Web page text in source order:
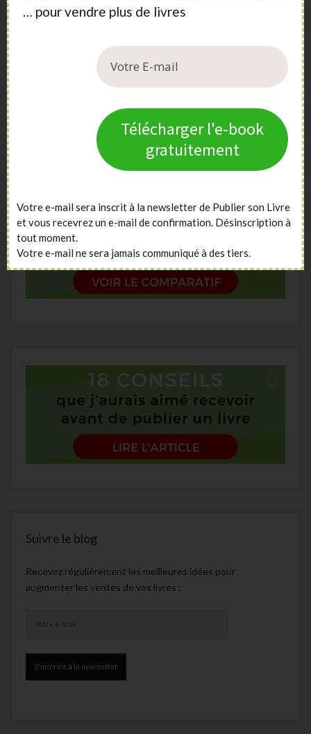
Suivre le blog
Recevez régulièrement les meilleures idées pour
augmenter les ventes de vos livres :
… pour vendre plus de livres
Télécharger l'e-book
gratuitement
Votre e-mail sera inscrit à la newsletter de Publier son Livre
et vous recevrez un e-mail de confirmation. Désinscription à
tout moment.
Votre e-mail ne sera jamais communiqué à des tiers.